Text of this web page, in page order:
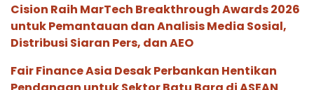
Cision Raih MarTech Breakthrough Awards 2026
untuk Pemantauan dan Analisis Media Sosial,
Distribusi Siaran Pers, dan AEO
Fair Finance Asia Desak Perbankan Hentikan